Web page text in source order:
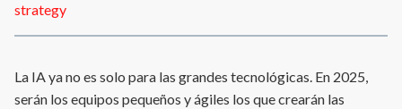
strategy
La IA ya no es solo para las grandes tecnológicas. En 2025,
serán los equipos pequeños y ágiles los que crearán las